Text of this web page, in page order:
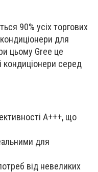
90% усіх торгових
для
цьому Gree це
кондиціонери серед
A+++, що
для
від невеликих